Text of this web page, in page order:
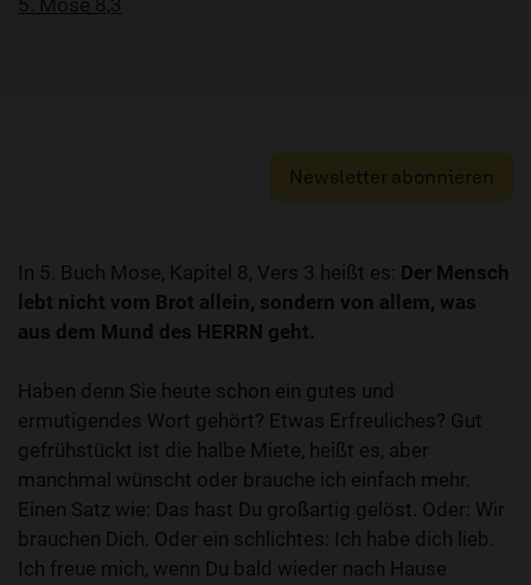
5. Mose 8,3
Newsletter abonnieren
In 5. Buch Mose, Kapitel 8, Vers 3 heißt es: Der Mensch
lebt nicht vom Brot allein, sondern von allem, was
aus dem Mund des HERRN geht.
Haben denn Sie heute schon ein gutes und
ermutigendes Wort gehört? Etwas Erfreuliches? Gut
gefrühstückt ist die halbe Miete, heißt es, aber
manchmal wünscht oder brauche ich einfach mehr.
Einen Satz wie: Das hast Du großartig gelöst. Oder: Wir
brauchen Dich. Oder ein schlichtes: Ich habe dich lieb.
Ich freue mich, wenn Du bald wieder nach Hause